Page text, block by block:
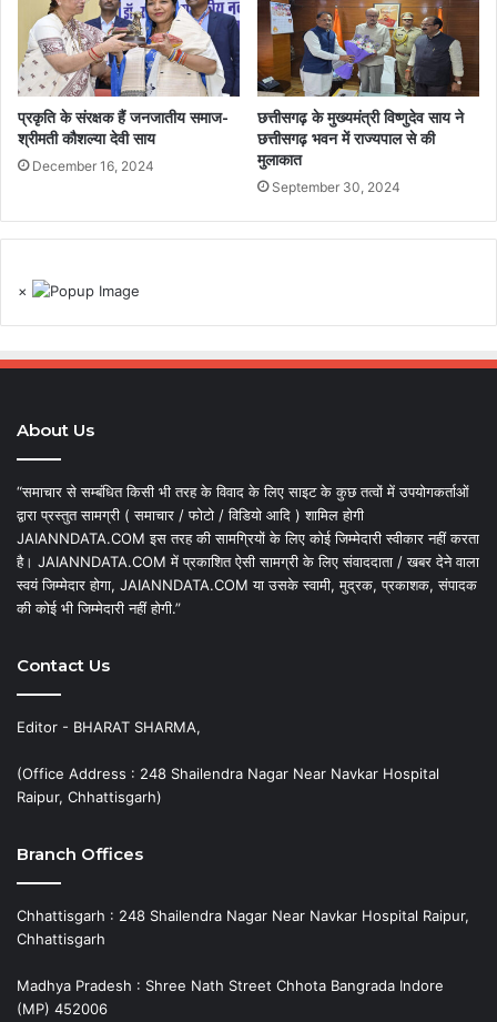
प्रकृति के संरक्षक हैं जनजातीय समाज-
श्रीमती कौशल्या देवी साय
December 16, 2024
छत्तीसगढ़ के मुख्यमंत्री विष्णुदेव साय ने
छत्तीसगढ़ भवन में राज्यपाल से की
मुलाकात
September 30, 2024
×
About Us
“समाचार से सम्बंधित किसी भी तरह के विवाद के लिए साइट के कुछ तत्वों में उपयोगकर्ताओं
द्वारा प्रस्तुत सामग्री ( समाचार / फोटो / विडियो आदि ) शामिल होगी
JAIANNDATA.COM इस तरह की सामग्रियों के लिए कोई जिम्मेदारी स्वीकार नहीं करता
है। JAIANNDATA.COM में प्रकाशित ऐसी सामग्री के लिए संवाददाता / खबर देने वाला
स्वयं जिम्मेदार होगा, JAIANNDATA.COM या उसके स्वामी, मुद्रक, प्रकाशक, संपादक
की कोई भी जिम्मेदारी नहीं होगी.”
Contact Us
Editor - BHARAT SHARMA,
(Office Address : 248 Shailendra Nagar Near Navkar Hospital
Raipur, Chhattisgarh)
Branch Offices
Chhattisgarh : 248 Shailendra Nagar Near Navkar Hospital Raipur,
Chhattisgarh
Madhya Pradesh : Shree Nath Street Chhota Bangrada Indore
(MP) 452006